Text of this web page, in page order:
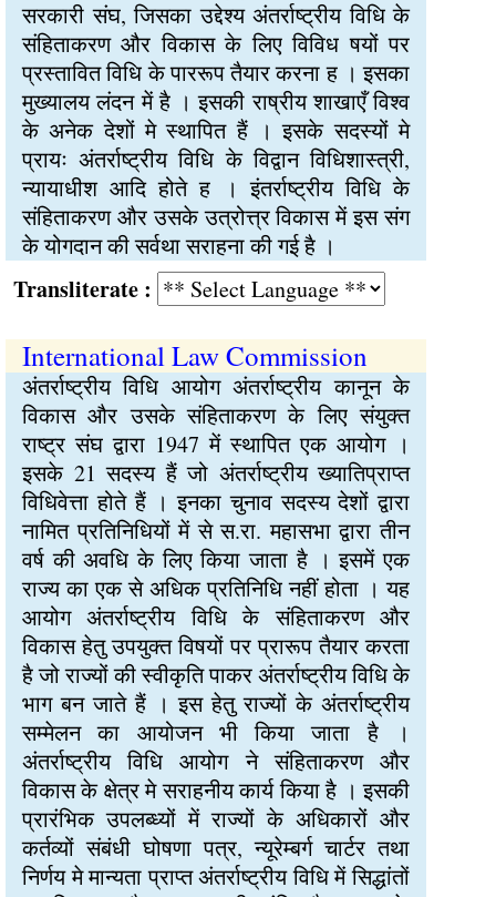
सरकारी संघ, जिसका उद्देश्य अंतर्राष्ट्रीय विधि के
संहिताकरण और विकास के लिए विविध षयों पर
प्रस्तावित विधि के पाररूप तैयार करना ह । इसका
मुख्यालय लंदन में है । इसकी राष्रीय शाखाएँ विश्व
के अनेक देशों मे स्थापित हैं । इसके सदस्यों मे
प्रायः अंतर्राष्ट्रीय विधि के विद्वान विधिशास्त्री,
न्यायाधीश आदि होते ह । इंतर्राष्ट्रीय विधि के
संहिताकरण और उसके उत्रोत्त्र विकास में इस संग
के योगदान की सर्वथा सराहना की गई है ।
:
International Law Commission
अंतर्राष्ट्रीय विधि आयोग अंतर्राष्ट्रीय कानून के
विकास और उसके संहिताकरण के लिए संयुक्त
राष्ट्र संघ द्वारा 1947 में स्थापित एक आयोग ।
इसके 21 सदस्य हैं जो अंतर्राष्ट्रीय ख्यातिप्राप्त
विधिवेत्ता होते हैं । इनका चुनाव सदस्य देशों द्वारा
नामित प्रतिनिधियों में से स.रा. महासभा द्वारा तीन
वर्ष की अवधि के लिए किया जाता है । इसमें एक
राज्य का एक से अधिक प्रतिनिधि नहीं होता । यह
आयोग अंतर्राष्ट्रीय विधि के संहिताकरण और
विकास हेतु उपयुक्त विषयों पर प्रारूप तैयार करता
है जो राज्यों की स्वीकृति पाकर अंतर्राष्ट्रीय विधि के
भाग बन जाते हैं । इस हेतु राज्यों के अंतर्राष्ट्रीय
सम्मेलन का आयोजन भी किया जाता है ।
अंतर्राष्ट्रीय विधि आयोग ने संहिताकरण और
विकास के क्षेत्र मे सराहनीय कार्य किया है । इसकी
प्रारंभिक उपलब्ध्यों में राज्यों के अधिकारों और
कर्तव्यों संबंधी घोषणा पत्र, न्यूरेम्बर्ग चार्टर तथा
निर्णय मे मान्यता प्राप्त अंतर्राष्ट्रीय विधि में सिद्धांतों